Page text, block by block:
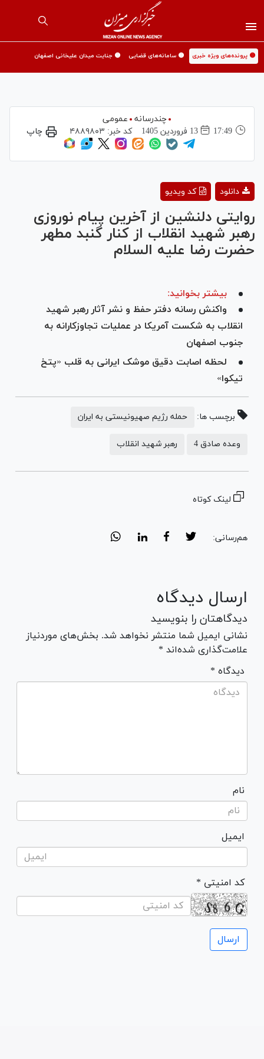
🟡 پرونده‌های ویژه خبری 🟡 سامانه‌های قضایی 🟡 جنایت میدان علیخانی اصفهان
چندرسانه
عمومی
17:49
13 فروردين 1405 کد خبر: ۴۸۸۹۸۰۳ چاپ
Video
کد ویدیو دانلود
روایتی دلنشین از آخرین پیام نوروزی
رهبر شهید انقلاب از کنار گنبد مطهر
حضرت رضا علیه السلام
بیشتر بخوانید:
واکنش رسانه دفتر حفظ و نشر آثار رهبر شهید
انقلاب به شکست آمریکا در عملیات تجاوزکارانه به
جنوب اصفهان
لحظه اصابت دقیق موشک ایرانی به قلب «پتخ
تیکوا»
برچسب ها: حمله رژیم صهیونیستی به ایران
وعده صادق 4 رهبر شهید انقلاب
لینک کوتاه
هم‌رسانی:
ارسال دیدگاه
دیدگاهتان را بنویسید
نشانی ایمیل شما منتشر نخواهد شد. بخش‌های موردنیاز
علامت‌گذاری شده‌اند *
* دیدگاه
نام
ایمیل
* کد امنیتی